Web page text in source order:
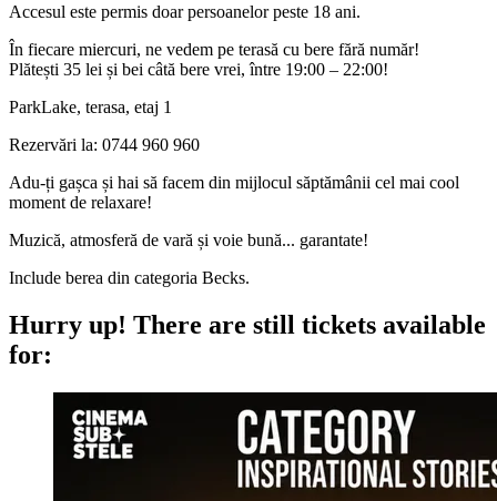
Accesul este permis doar persoanelor peste 18 ani.
În fiecare miercuri, ne vedem pe terasă cu bere fără număr!
Plătești 35 lei și bei câtă bere vrei, între 19:00 – 22:00!
ParkLake, terasa, etaj 1
Rezervări la: 0744 960 960
Adu-ți gașca și hai să facem din mijlocul săptămânii cel mai cool
moment de relaxare!
Muzică, atmosferă de vară și voie bună... garantate!
Include berea din categoria Becks.
Hurry up! There are still tickets available
for: